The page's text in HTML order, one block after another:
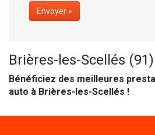
Envoyer »
Brières-les-Scellés (91)
Bénéficiez des meilleures
auto à Brières-les-Scellés !